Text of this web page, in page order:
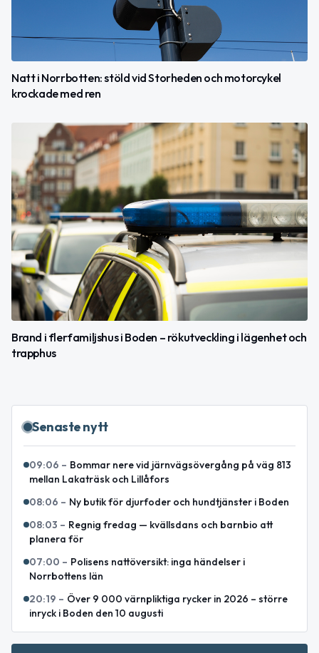
Natt i Norrbotten: stöld vid Storheden och motorcykel
krockade med ren
Brand i flerfamiljshus i Boden – rökutveckling i lägenhet och
trapphus
Senaste nytt
09:06 – Bommar nere vid järnvägsövergång på väg 813
mellan Lakaträsk och Lillåfors
08:06 – Ny butik för djurfoder och hundtjänster i Boden
08:03 – Regnig fredag — kvällsdans och barnbio att
planera för
07:00 – Polisens nattöversikt: inga händelser i
Norrbottens län
20:19 – Över 9 000 värnpliktiga rycker in 2026 – större
inryck i Boden den 10 augusti